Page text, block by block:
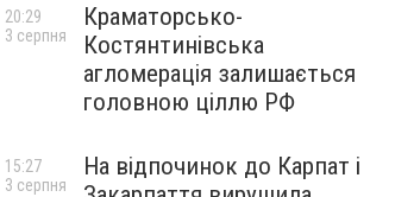
Краматорсько-
Костянтинівська
агломерація залишається
головною ціллю РФ
20:29
3 серпня
На відпочинок до Карпат і
15:27
3 серпня